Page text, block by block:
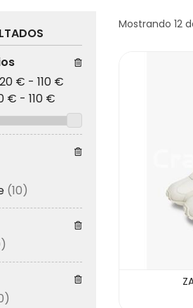
Mostrando 12
€ - 110 €
€ - 110 €
(10)